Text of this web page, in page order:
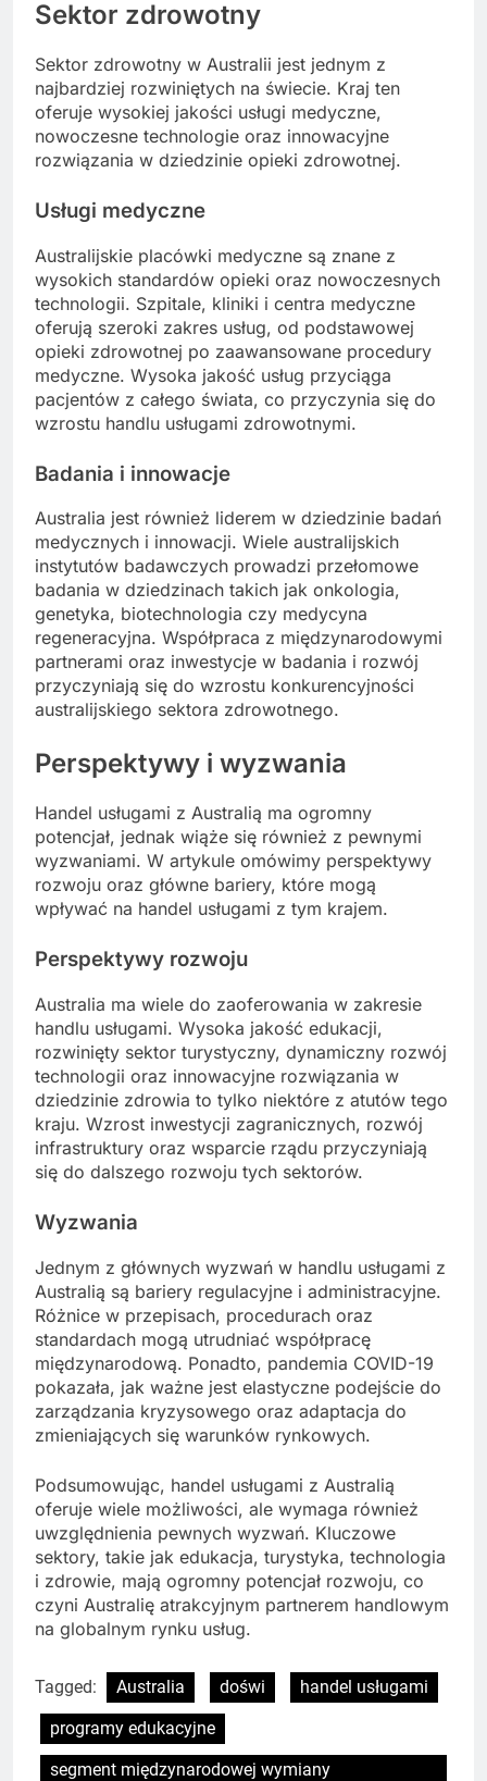
Sektor zdrowotny
Sektor zdrowotny w Australii jest jednym z
najbardziej rozwiniętych na świecie. Kraj ten
oferuje wysokiej jakości usługi medyczne,
nowoczesne technologie oraz innowacyjne
rozwiązania w dziedzinie opieki zdrowotnej.
Usługi medyczne
Australijskie placówki medyczne są znane z
wysokich standardów opieki oraz nowoczesnych
technologii. Szpitale, kliniki i centra medyczne
oferują szeroki zakres usług, od podstawowej
opieki zdrowotnej po zaawansowane procedury
medyczne. Wysoka jakość usług przyciąga
pacjentów z całego świata, co przyczynia się do
wzrostu handlu usługami zdrowotnymi.
Badania i innowacje
Australia jest również liderem w dziedzinie badań
medycznych i innowacji. Wiele australijskich
instytutów badawczych prowadzi przełomowe
badania w dziedzinach takich jak onkologia,
genetyka, biotechnologia czy medycyna
regeneracyjna. Współpraca z międzynarodowymi
partnerami oraz inwestycje w badania i rozwój
przyczyniają się do wzrostu konkurencyjności
australijskiego sektora zdrowotnego.
Perspektywy i wyzwania
Handel usługami z Australią ma ogromny
potencjał, jednak wiąże się również z pewnymi
wyzwaniami. W artykule omówimy perspektywy
rozwoju oraz główne bariery, które mogą
wpływać na handel usługami z tym krajem.
Perspektywy rozwoju
Australia ma wiele do zaoferowania w zakresie
handlu usługami. Wysoka jakość edukacji,
rozwinięty sektor turystyczny, dynamiczny rozwój
technologii oraz innowacyjne rozwiązania w
dziedzinie zdrowia to tylko niektóre z atutów tego
kraju. Wzrost inwestycji zagranicznych, rozwój
infrastruktury oraz wsparcie rządu przyczyniają
się do dalszego rozwoju tych sektorów.
Wyzwania
Jednym z głównych wyzwań w handlu usługami z
Australią są bariery regulacyjne i administracyjne.
Różnice w przepisach, procedurach oraz
standardach mogą utrudniać współpracę
międzynarodową. Ponadto, pandemia COVID-19
pokazała, jak ważne jest elastyczne podejście do
zarządzania kryzysowego oraz adaptacja do
zmieniających się warunków rynkowych.
Podsumowując, handel usługami z Australią
oferuje wiele możliwości, ale wymaga również
uwzględnienia pewnych wyzwań. Kluczowe
sektory, takie jak edukacja, turystyka, technologia
i zdrowie, mają ogromny potencjał rozwoju, co
czyni Australię atrakcyjnym partnerem handlowym
na globalnym rynku usług.
Tagged: Australia doświ
handel usługami
programy edukacyjne
segment międzynarodowej wymiany